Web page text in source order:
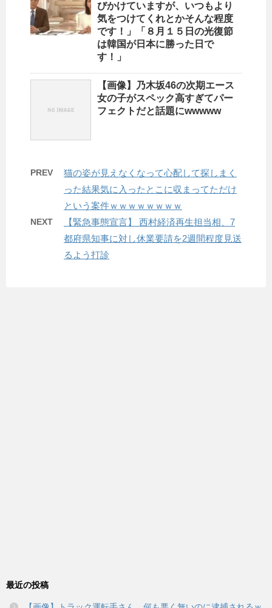
びかけていますが、いつもより
気をつけてくれとかそんな程度
です！」「８月１５日の光復節
は韓国が日本に勝った日で
す！」
【画像】乃木坂46の次期エース
女の子がスペック高すぎてパー
フェクトだと話題にwwwww
PREV
猫の姿が見えなくなって心配して探しまく
った結果気に入ったとこに収まってただけ
という案件ｗｗｗｗｗｗｗｗ
NEXT
【緊急事態宣言】 西村経済再生担当相、7
都府県知事に対し休業要請を2週間程度見送
るよう打診
最近の投稿